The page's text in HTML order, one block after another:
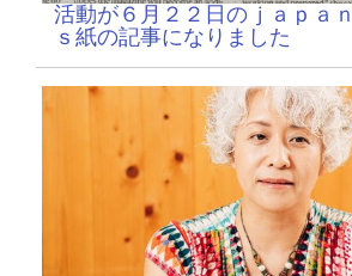
活動が６月２２日のｊａｐａ
ｓ紙の記事になりました